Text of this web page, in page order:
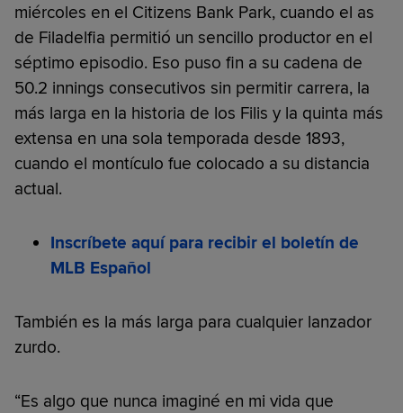
miércoles en el Citizens Bank Park, cuando el as
de Filadelfia permitió un sencillo productor en el
séptimo episodio. Eso puso fin a su cadena de
50.2 innings consecutivos sin permitir carrera, la
más larga en la historia de los Filis y la quinta más
extensa en una sola temporada desde 1893,
cuando el montículo fue colocado a su distancia
actual.
Inscríbete aquí para recibir el boletín de
MLB Español
También es la más larga para cualquier lanzador
zurdo.
“Es algo que nunca imaginé en mi vida que